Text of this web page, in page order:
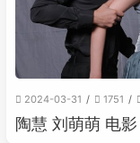
2024-03-31 1751
陶慧 刘萌萌 电